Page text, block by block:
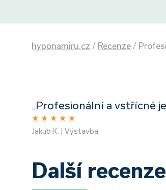
hyponamiru.cz / Recenze /
„Profesionální a vstřícné
★ ★ ★ ★ ★
Jakub K. | Výstavba
Další